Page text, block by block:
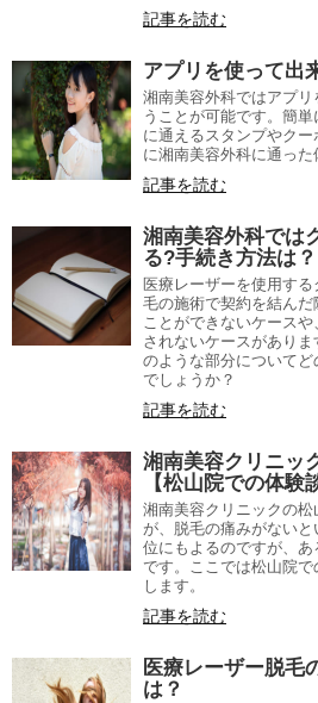
記事を読む
アプリを使って出
湘南美容外科ではアプ
うことが可能です。簡
に通えるスタンプやク
に湘南美容外科に通った
記事を読む
湘南美容外科では
る?手続き方法は？
医療レーザーを使用す
毛の施術で契約を結ん
ことができないケース
されないケースがあり
のような部分について
でしょうか？
記事を読む
湘南美容クリニッ
【松山院での体験
湘南美容クリニックの
が、脱毛の痛みがない
位にもよるのですが、
です。ここでは松山院
します。
記事を読む
医療レーザー脱毛
は？